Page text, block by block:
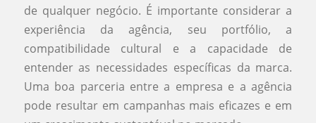
de qualquer negócio. É importante considerar a
experiência da agência, seu portfólio, a
compatibilidade cultural e a capacidade de
entender as necessidades específicas da marca.
Uma boa parceria entre a empresa e a agência
pode resultar em campanhas mais eficazes e em